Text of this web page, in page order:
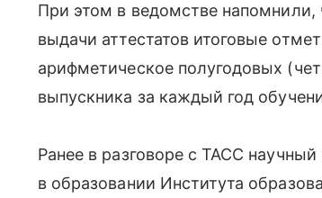
При этом в ведомстве
выдачи аттестатов итоговые
арифметическое полугодовых
выпускника за каждый год
Ранее в разговоре с ТАСС
в образовании Института